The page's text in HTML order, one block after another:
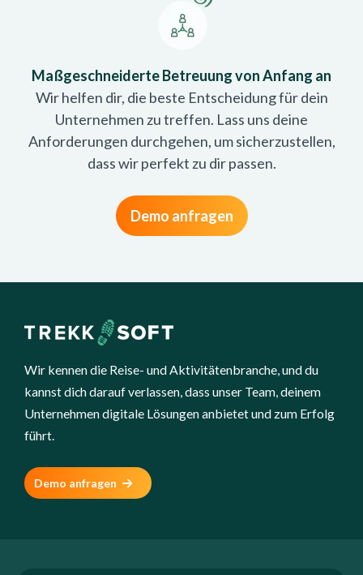
Maßgeschneiderte Betreuung von Anfang an
Wir helfen dir, die beste Entscheidung für dein
Unternehmen zu treffen. Lass uns deine
Anforderungen durchgehen, um sicherzustellen,
dass wir perfekt zu dir passen.
Demo anfragen
Wir kennen die Reise- und Aktivitätenbranche, und du
kannst dich darauf verlassen, dass unser Team, deinem
Unternehmen digitale Lösungen anbietet und zum Erfolg
führt.
Demo anfragen